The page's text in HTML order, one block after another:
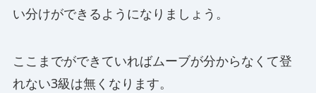
い分けができるようになりましょう。
ここまでができていればムーブが分からなくて登
れない3級は無くなります。